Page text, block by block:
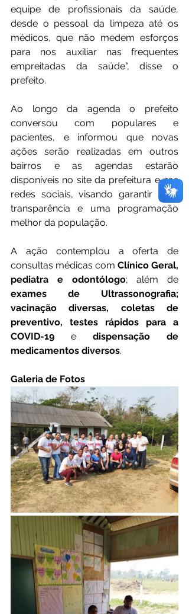
equipe de profissionais da saúde,
desde o pessoal da limpeza até os
médicos, que não medem esforços
para nos auxiliar nas frequentes
empreitadas da saúde", disse o
prefeito.
Ao longo da agenda o prefeito
conversou com populares e
pacientes, e informou que novas
ações serão realizadas em outros
bairros e as agendas estarão
disponíveis no site da prefeitura e nas
redes sociais, visando garantir mais
transparência e uma programação
melhor da população.
A ação contemplou a oferta de
consultas médicas com Clínico Geral,
pediatra e odontólogo
exames de Ultrassonografia;
vacinação diversas, coletas de
preventivo, testes rápidos para a
COVID-19 e dispensação de
medicamentos diversos.
Galeria de Fotos